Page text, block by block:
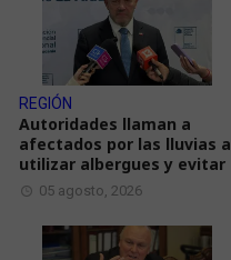
REGIÓN
Autoridades llaman a
afectados por las lluvias a
utilizar albergues y evitar
05 agosto, 2026